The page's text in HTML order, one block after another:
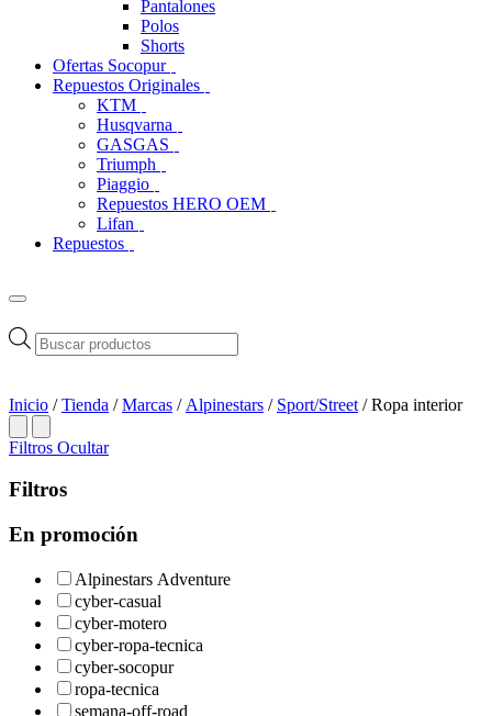
Pantalones
Polos
Shorts
Ofertas Socopur
Repuestos Originales
KTM
Husqvarna
GASGAS
Triumph
Piaggio
Repuestos HERO OEM
Lifan
Repuestos
Búsqueda
de
Inicio /Tienda /Marcas / Alpinestars / Sport/Street / Ropa interior
Filtros Ocultar
Filtros
En promoción
Alpinestars Adventure
cyber-casual
cyber-motero
cyber-ropa-tecnica
cyber-socopur
ropa-tecnica
semana-off-road